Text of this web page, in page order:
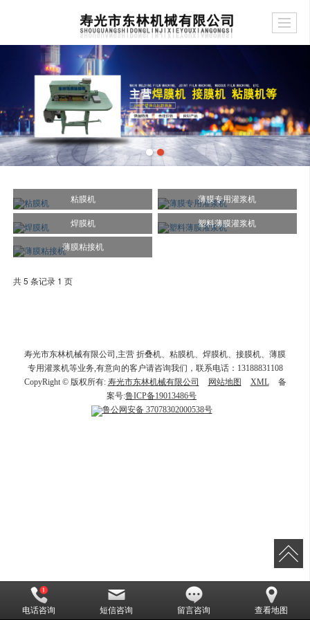
粘膜机 薄膜专用灌浆机
焊膜机 塑料薄膜灌浆机
薄膜粘接机
共 5 条记录 1 页
寿光市东林机械有限公司,主营 折叠机、粘膜机、焊膜机、接膜机、薄膜
专用灌浆机等业务,有意向的客户请咨询我们，联系电话：13188831108
CopyRight © 版权所有: 寿光市东林机械有限公司 网站地图 XML
备
案号:鲁ICP备19013486号
鲁公网安备37078302000538号
电话咨询 短信咨询 留言咨询 查看地图